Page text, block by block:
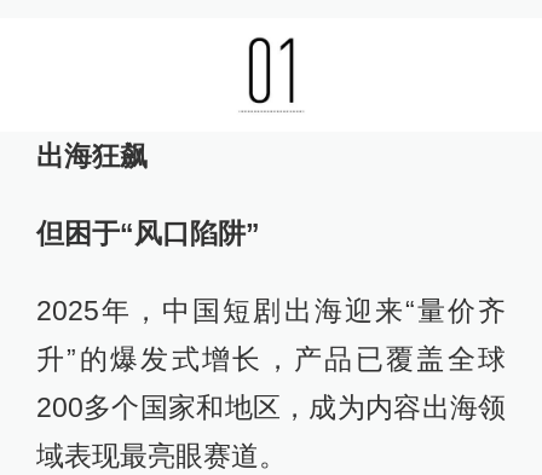
出海狂飙
但困于“风口陷阱”
2025年，中国短剧出海迎来“量价齐
升”的爆发式增长，产品已覆盖全球
200多个国家和地区，成为内容出海领
域表现最亮眼赛道。